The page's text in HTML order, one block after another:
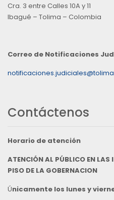
Cra. 3 entre Calles 10A y 11
Ibagué – Tolima – Colombia
Correo de Notificaciones
Contáctenos
Horario de atención
ATENCIÓN AL PÚBLICO EN LAS
PISO DE LA GOBERNACION
Únicamente los lunes y